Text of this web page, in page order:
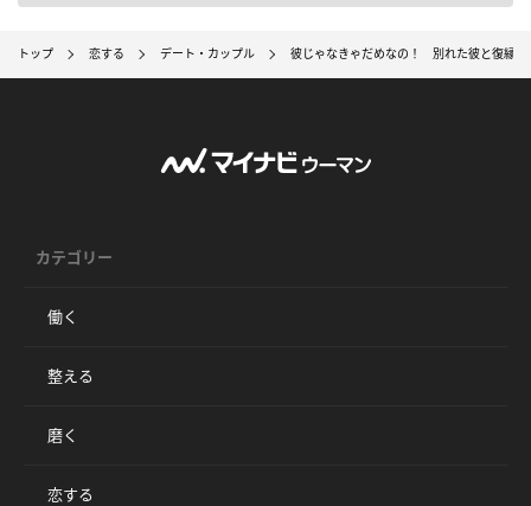
トップ 恋する デート・カップル 彼じゃなきゃだめなの！ 別れた彼と復縁す
カテゴリー
働く
整える
磨く
恋する